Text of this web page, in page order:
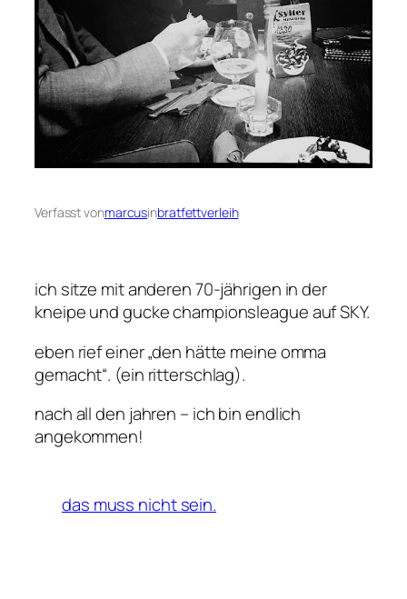
Verfasst vonmarcusinbratfettverleih
ich sitze mit anderen 70-jährigen in der
kneipe und gucke championsleague auf SKY.
eben rief einer „den hätte meine omma
gemacht“. (ein ritterschlag).
nach all den jahren – ich bin endlich
angekommen!
das muss nicht sein.